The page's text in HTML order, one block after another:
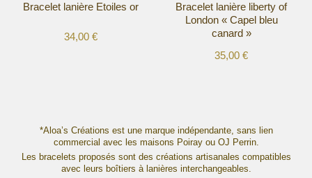
page
page
Bracelet lanière Etoiles or
34,00 €
variations.
options
Bracelet lanière liberty of
London « Capel bleu
canard »
35,00€
variations.
Les
options
peuvent
*Aloa’s Créations est une marque indépendante, sans lien
commercial avec les maisons Poiray ou OJ Perrin.
Les bracelets proposés sont des créations artisanales compatibles
avec leurs boîtiers à lanières interchangeables.